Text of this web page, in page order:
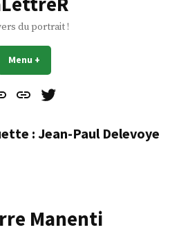
du portrait !
Menu +
À
Mes
: Jean-Paul Delevoye
Manenti